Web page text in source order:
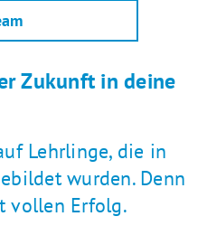
Zukunft in deine
Lehrlinge, die in
wurden. Denn
vollen Erfolg.